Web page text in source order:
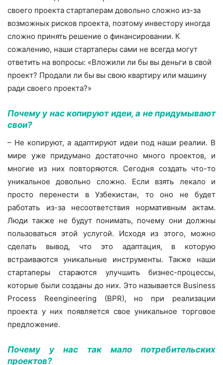
своего проекта стартаперам довольно сложно из-за
возможных рисков проекта, поэтому инвестору иногда
сложно принять решение о финансировании. К
сожалению, наши стартаперы сами не всегда могут
ответить на вопросы: «Вложили ли бы вы деньги в свой
проект? Продали ли бы вы свою квартиру или машину
ради своего проекта?»
Почему у нас копируют идеи, а не придумывают
свои?
– Не копируют, а адаптируют идеи под наши реалии. В
мире уже придумано достаточно много проектов, и
многие из них повторяются. Сегодня создать что-то
уникальное довольно сложно. Если взять лекало и
просто перенести в Узбекистан, то оно не будет
работать из-за несоответствия нормативным актам.
Люди также не будут понимать, почему они должны
пользоваться этой услугой. Исходя из этого, можно
сделать вывод, что это адаптация, в которую
встраиваются уникальные инструменты. Также наши
стартаперы стараются улучшить бизнес-процессы,
которые были созданы до них. Это называется Business
Process Reengineering (BPR), но при реализации
проекта у них появляется свое уникальное торговое
предложение.
Почему у нас так мало потребительских
проектов?